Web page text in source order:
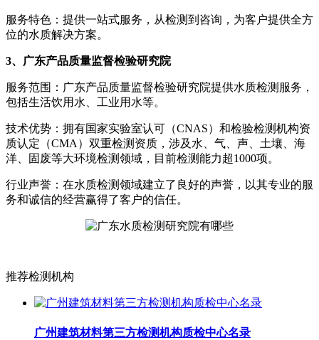
服务特色：提供一站式服务，从检测到咨询，为客户提供全方
位的水质解决方案。
3、广东产品质量监督检验研究院
服务范围：广东产品质量监督检验研究院提供水质检测服务，
包括生活饮用水、工业用水等。
技术优势：拥有国家实验室认可（CNAS）和检验检测机构资
质认定（CMA）双重检测资质，涉及水、气、声、土壤、海
洋、固废等大环境检测领域，目前检测能力超1000项。
行业声誉：在水质检测领域建立了良好的声誉，以其专业的服
务和诚信的经营赢得了客户的信任。
推荐检测机构
广州建筑材料第三方检测机构质检中心名录